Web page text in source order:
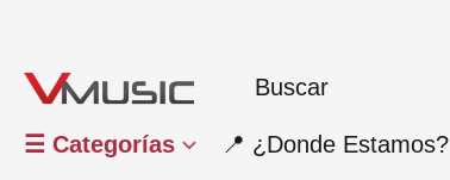
☰ Categorías 📍 ¿Donde Estamos?